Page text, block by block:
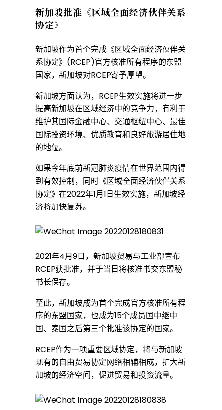
坡
批
准
《
区
域
全
面
经
济
伙
新加坡批准《区域全面经济伙伴关系
协定》
新加坡作为首个完成《区域全面经济伙伴关
系协定》(RCEP)官方核准所有程序的东盟
国家，新加坡对RCEP寄予厚望。
新加坡方面认为，RCEP生效实施将进一步
提高新加坡在区域经济中的竞争力，有利于
维护其国际金融中心、交通枢纽中心、最佳
国际投资环境、优质教育和良好旅游居住地
的地位。
如果今年底前新冠肺炎疫情在世界范围内得
到有效控制，同时《区域全面经济伙伴关系
协定》在2022年1月1日生效实施，新加坡经
济将加快复苏。
2021年4月9日，新加坡贸易与工业部宣布
RCEP获批准，并于当日将核准书交东盟秘
书长保存。
至此，新加坡成为首个完成官方核准所有程
序的东盟国家，也成为15个成员国中继中
国、泰国之后第三个批准该协定的国家。
RCEP作为一项重要区域协定，将与新加坡
现有的自由贸易协定网络相辅相成，扩大新
加坡的经济空间，促进贸易和投资流量。